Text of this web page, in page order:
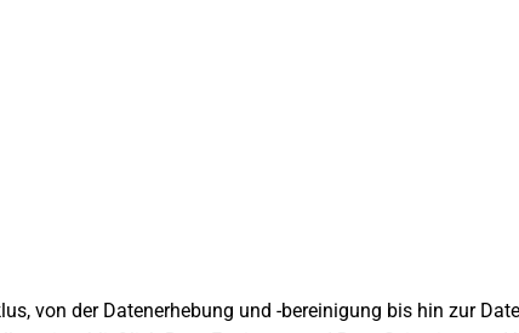
von der Datenerhebung und -bereinigung bis hin zur